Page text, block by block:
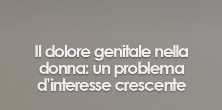
Il dolore genitale nella
donna: un problema
d’interesse crescente